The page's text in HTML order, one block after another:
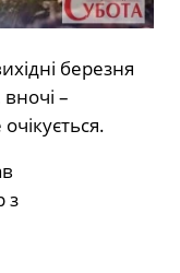
березня
–
з